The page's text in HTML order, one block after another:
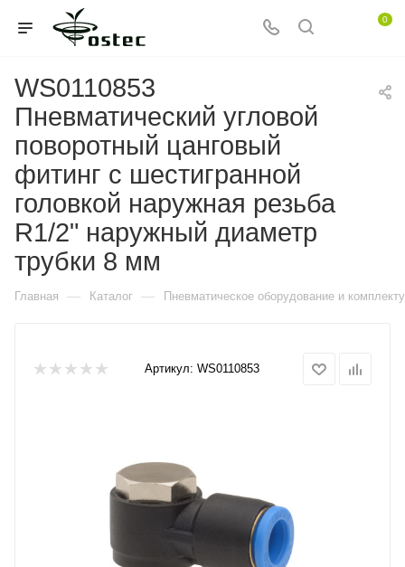
0
WS0110853
Пневматический угловой
поворотный цанговый
фитинг с шестигранной
головкой наружная резьба
R1/2" наружный диаметр
трубки 8 мм
Главная — Каталог — Пневматическое оборудование и
Артикул: WS0110853